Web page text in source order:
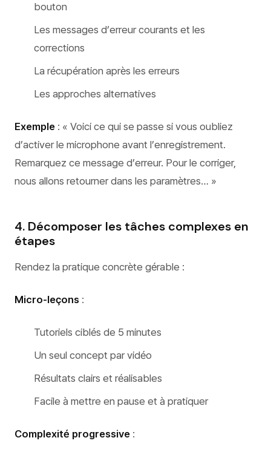
bouton
Les messages d’erreur courants et les
corrections
La récupération après les erreurs
Les approches alternatives
Exemple : « Voici ce qui se passe si vous oubliez
d’activer le microphone avant l’enregistrement.
Remarquez ce message d’erreur. Pour le corriger,
nous allons retourner dans les paramètres… »
4. Décomposer les tâches complexes en
étapes
Rendez la pratique concrète gérable :
Micro-leçons :
Tutoriels ciblés de 5 minutes
Un seul concept par vidéo
Résultats clairs et réalisables
Facile à mettre en pause et à pratiquer
Complexité progressive :